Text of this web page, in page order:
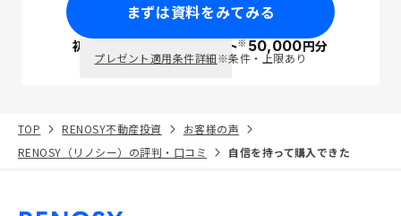
まずは資料をみてみる
初回面談で ポイント※50,000円分
プレゼント適用条件詳細※条件・上限あり
TOP RENOSY不動産投資
お客様の声
RENOSY（リノシー）の評判・口コミ
自信を持って購入できた